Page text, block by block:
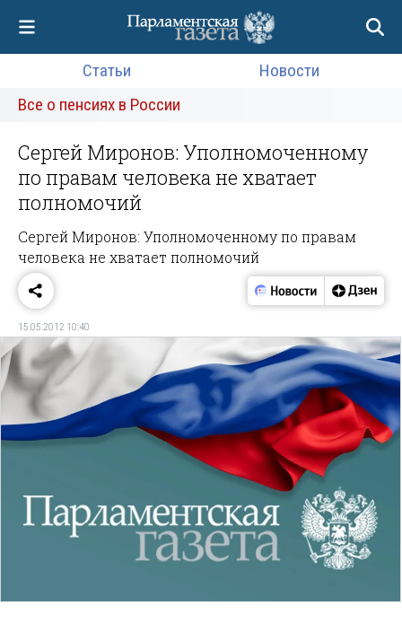
Статьи
Новости
Все о пенсиях в России
Сергей Миронов: Уполномоченному
по правам человека не хватает
полномочий
Сергей Миронов: Уполномоченному по правам
человека не хватает полномочий
15.05.2012 10:40